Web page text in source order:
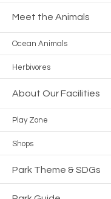
Meet the Animals
Ocean Animals
Herbivores
About Our Facilities
Play Zone
Shops
Park Theme & SDGs